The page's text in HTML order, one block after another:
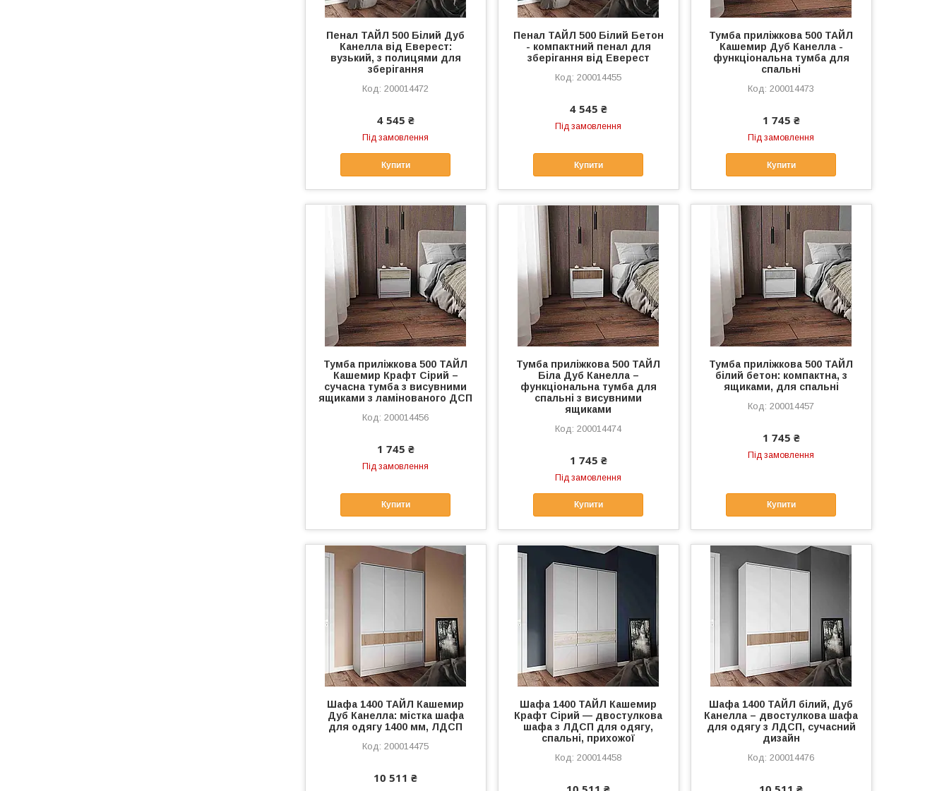
Пенал ТАЙЛ 500 Білий Дуб
Канелла від Еверест:
вузький, з полицями для
зберігання
200014472
4 545 ₴
Під замовлення
Купити
Пенал ТАЙЛ 500 Білий Бетон
- компактний пенал для
зберігання від Еверест
200014455
4 545 ₴
Під замовлення
Купити
Тумба приліжкова 500 ТАЙЛ
Кашемир Дуб Канелла -
функціональна тумба для
спальні
200014473
1 745 ₴
Під замовлення
Купити
Тумба приліжкова 500 ТАЙЛ
Кашемир Крафт Сірий –
сучасна тумба з висувними
ящиками з ламінованого ДСП
200014456
1 745 ₴
Під замовлення
Купити
Тумба приліжкова 500 ТАЙЛ
Біла Дуб Канелла –
функціональна тумба для
спальні з висувними
ящиками
200014474
1 745 ₴
Під замовлення
Купити
Тумба приліжкова 500 ТАЙЛ
білий бетон: компактна, з
ящиками, для спальні
200014457
1 745 ₴
Під замовлення
Купити
Шафа 1400 ТАЙЛ Кашемир
Дуб Канелла: містка шафа
для одягу 1400 мм, ЛДСП
200014475
10 511 ₴
Шафа 1400 ТАЙЛ Кашемир
Крафт Сірий — двостулкова
шафа з ЛДСП для одягу,
спальні, прихожої
200014458
Шафа 1400 ТАЙЛ білий, Дуб
Канелла – двостулкова шафа
для одягу з ЛДСП, сучасний
дизайн
200014476